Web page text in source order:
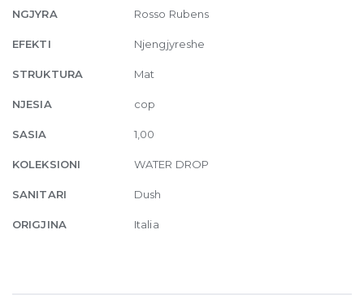
in
floor
shower
140
x
cm
quantity
NGJYRA Rosso Rubens
EFEKTI Njengjyreshe
STRUKTURA Mat
NJESIA cop
SASIA 1,00
KOLEKSIONI WATER DROP
SANITARI Dush
ORIGJINA Italia